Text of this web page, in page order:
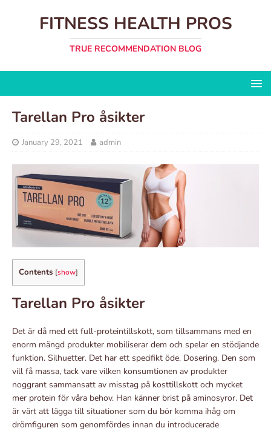
FITNESS HEALTH PROS
TRUE RECOMMENDATION BLOG
Tarellan Pro åsikter
January 29, 2021 admin
Contents [show]
Tarellan Pro åsikter
Det är då med ett full-proteintillskott, som tillsammans med en
enorm mängd produkter mobiliserar dem och spelar en stödjande
funktion. Silhuetter. Det har ett specifikt öde. Dosering. Den som
vill få massa, tack vare vilken konsumtionen av produkter
noggrant sammansatt av misstag på kosttillskott och mycket
mer protein för våra behov. Han känner brist på aminosyror. Det
är värt att lägga till situationer som du bör komma ihåg om
drömfiguren som genomfördes innan du introducerade